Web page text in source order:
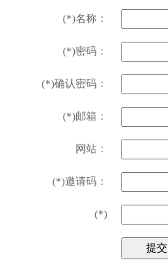
(*)名称：
(*)密码：
(*)确认密码：
(*)邮箱：
网站：
(*)邀请码：
(*)